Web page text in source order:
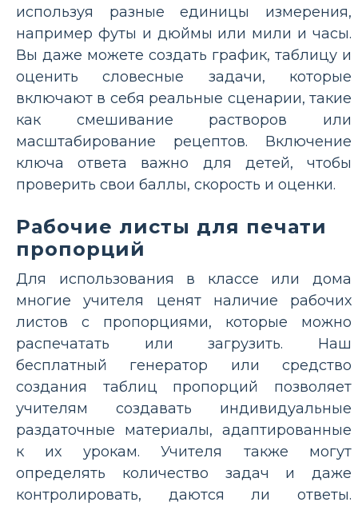
используя разные единицы измерения,
например футы и дюймы или мили и часы.
Вы даже можете создать график, таблицу и
оценить словесные задачи, которые
включают в себя реальные сценарии, такие
как смешивание растворов или
масштабирование рецептов. Включение
ключа ответа важно для детей, чтобы
проверить свои баллы, скорость и оценки.
Рабочие листы для печати
пропорций
Для использования в классе или дома
многие учителя ценят наличие рабочих
листов с пропорциями, которые можно
распечатать или загрузить. Наш
бесплатный генератор или средство
создания таблиц пропорций позволяет
учителям создавать индивидуальные
раздаточные материалы, адаптированные
к их урокам. Учителя также могут
определять количество задач и даже
контролировать, даются ли ответы.